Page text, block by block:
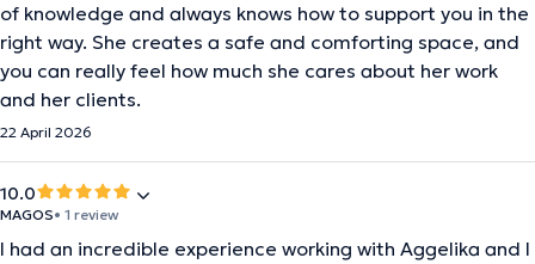
of knowledge and always knows how to support you in the
right way. She creates a safe and comforting space, and
you can really feel how much she cares about her work
and her clients.
22 April 2026
10.0
MAGOS• 1 review
I had an incredible experience working with Aggelika and I